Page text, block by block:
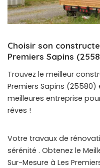
Choisir son
Premiers Sapins
Trouvez le meilleur
Premiers Sapins
meilleures entreprise
rêves !
Votre travaux de
sérénité . Obtenez le
Sur-Mesure à Les